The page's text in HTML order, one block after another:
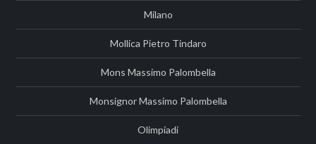
Milano
Mollica Pietro Tindaro
Mons Massimo Palombella
Monsignor Massimo Palombella
Olimpiadi